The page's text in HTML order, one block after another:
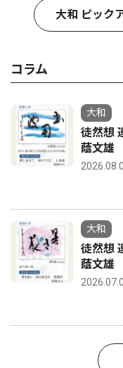
大和 ピック
コラム
大和
徒然想
蔭文雄
大和
徒然想
蔭文雄